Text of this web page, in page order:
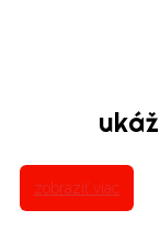
zobraziť viac